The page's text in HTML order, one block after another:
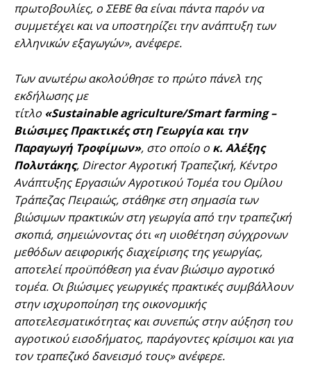
πρωτοβουλίες, ο ΣΕΒΕ θα είναι πάντα παρόν να
συμμετέχει και να υποστηρίζει την ανάπτυξη των
ελληνικών εξαγωγών», ανέφερε.
Των ανωτέρω ακολούθησε το πρώτο πάνελ της
εκδήλωσης με
τίτλο «Sustainable agriculture/Smart farming–
Βιώσιμες Πρακτικές στη Γεωργία και την
Παραγωγή Τροφίμων», στο οποίο ο κ. Αλέξης
Πολυτάκης, Director Αγροτική Τραπεζική, Κέντρο
Ανάπτυξης Εργασιών Αγροτικού Τομέα του Ομίλου
Τράπεζας Πειραιώς, στάθηκε στη σημασία των
βιώσιμων πρακτικών στη γεωργία από την τραπεζική
σκοπιά, σημειώνοντας ότι «η υιοθέτηση σύγχρονων
μεθόδων αειφορικής διαχείρισης της γεωργίας,
αποτελεί προϋπόθεση για έναν βιώσιμο αγροτικό
τομέα. Οι βιώσιμες γεωργικές πρακτικές συμβάλλουν
στην ισχυροποίηση της οικονομικής
αποτελεσματικότητας και συνεπώς στην αύξηση του
αγροτικού εισοδήματος, παράγοντες κρίσιμοι και για
τον τραπεζικό δανεισμό τους» ανέφερε.